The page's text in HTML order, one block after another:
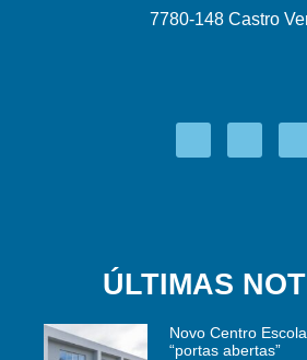
7780-148 Castro
ÚLTIMAS
Novo Centro
“portas abertas”